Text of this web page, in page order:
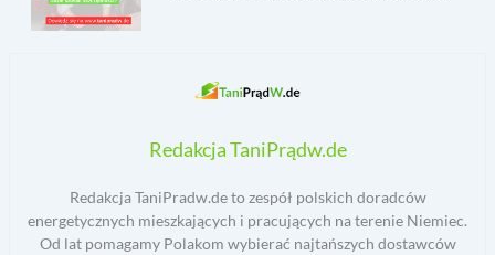
Redakcja TaniPrądw.de
Redakcja TaniPradw.de to zespół polskich doradców
energetycznych mieszkających i pracujących na terenie Niemiec.
Od lat pomagamy Polakom wybierać najtańszych dostawców